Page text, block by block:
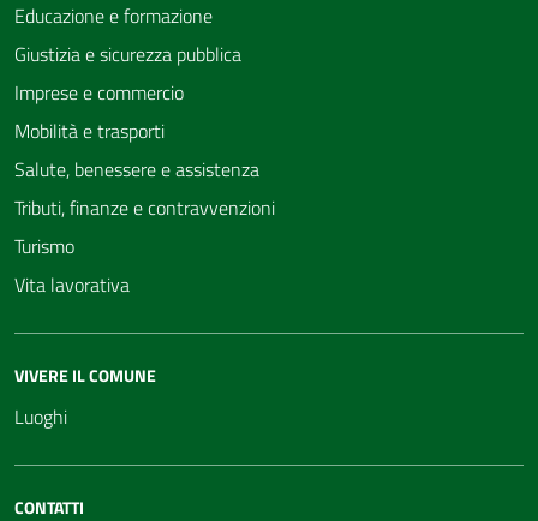
Educazione e formazione
Giustizia e sicurezza pubblica
Imprese e commercio
Mobilità e trasporti
Salute, benessere e assistenza
Tributi, finanze e contravvenzioni
Turismo
Vita lavorativa
VIVERE IL COMUNE
Luoghi
CONTATTI